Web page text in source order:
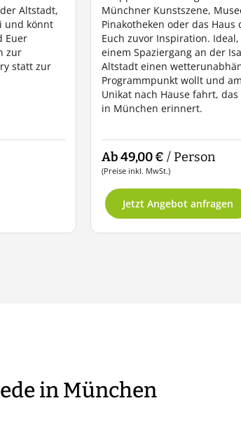
Altstadt,
und könnt
Euer
zur
statt zur
Münchner Kunstszene,
Pinakotheken oder das
Euch zuvor Inspiration.
einem Spaziergang an der
Altstadt einen
Programmpunkt wollt und
Unikat nach Hause fahrt, das
in München erinnert.
Ab 49,00 € / Person
(Preise inkl. MwSt.)
Jetzt Angebot anfragen
in München